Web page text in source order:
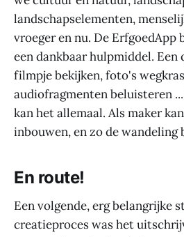
landschapselementen,
vroeger en nu. De ErfgoedApp
een dankbaar hulpmiddel. Een
filmpje bekijken, foto's
audiofragmenten beluisteren
kan het allemaal. Als maker
inbouwen, en zo de wandeling
En route!
Een volgende, erg belangrijke
creatieproces was het